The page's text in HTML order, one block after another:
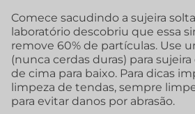
Comece sacudindo a sujeira
laboratório descobriu que essa
remove 60% de partículas. Use
(nunca cerdas duras) para
de cima para baixo. Para dicas
limpeza de tendas, sempre
para evitar danos por abrasão.